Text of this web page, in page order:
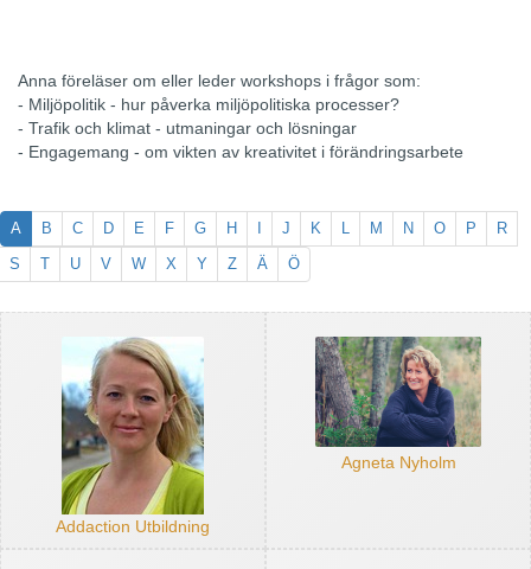
Anna föreläser om eller leder workshops i frågor som:
- Miljöpolitik - hur påverka miljöpolitiska processer?
- Trafik och klimat - utmaningar och lösningar
- Engagemang - om vikten av kreativitet i förändringsarbete
A B C D E F G H J K L M N O P
R
S
T U V W X Y Z Ä Ö
Addaction Utbildning
Agneta Nyholm